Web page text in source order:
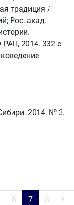
традиция /
Рос. акад.
2014. 332 с.
2014. № 3.
6 7 8